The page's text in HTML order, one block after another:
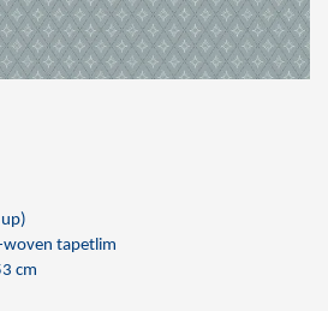
woven tapetlim
cm